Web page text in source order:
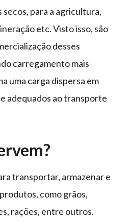
para a agricultura,
etc. Visto isso, são
desses
carregamento mais
uma carga dispersa em
adequados ao transporte
transportar, armazenar e
como grãos,
rações, entre outros.